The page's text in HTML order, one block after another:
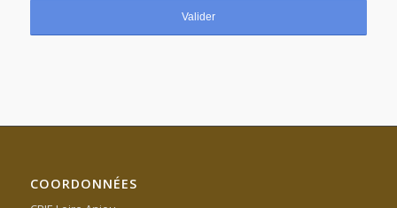
COORDONNÉES